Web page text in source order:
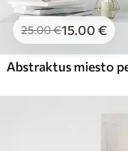
25.00€15.00 €